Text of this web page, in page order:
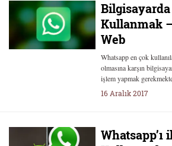
Kullanmak
Web
Whatsapp en çok
olmasına karşın
işlem yapmak
16 Aralık 2017